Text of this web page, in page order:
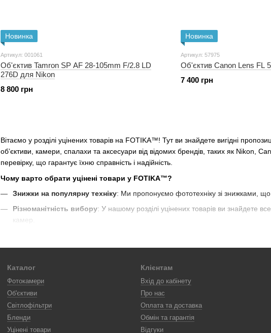
Вітаємо у розділі уцінених товарів на FOTIKA™! Тут ви знайдете вигідні
об’єктиви, камери, спалахи та аксесуари від відомих брендів, таких як Nikon,
перевірку, що гарантує їхню справність і надійність.
Чому варто обрати уцінені товари у FOTIKA™?
Знижки на популярну техніку: Ми пропонуємо фототехніку зі знижками,
Різноманітність вибору: У нашому розділі уцінених товарів ви знайдете
камер.
перевіряються нашими фахівцями перед продажем.
Не упустіть можливість придбати фототехніку та аксесуари зі знижкою. Вигідні
Новинка
Артикул: 001061
Об'єктив Tamron SP AF 28-105mm F/2.8 LD
276D для Nikon
8 800 грн
Новинка
Артикул: 57975
Об'єктив Canon Lens FL
7 400 грн
Каталог
Фотокамери
Об'єктиви
Світлофільтри
Бленди
Уцінені товари
Клієнтам
Вхід до кабінету
Про нас
Оплата та доставка
Обмін та гарантія
Відгуки